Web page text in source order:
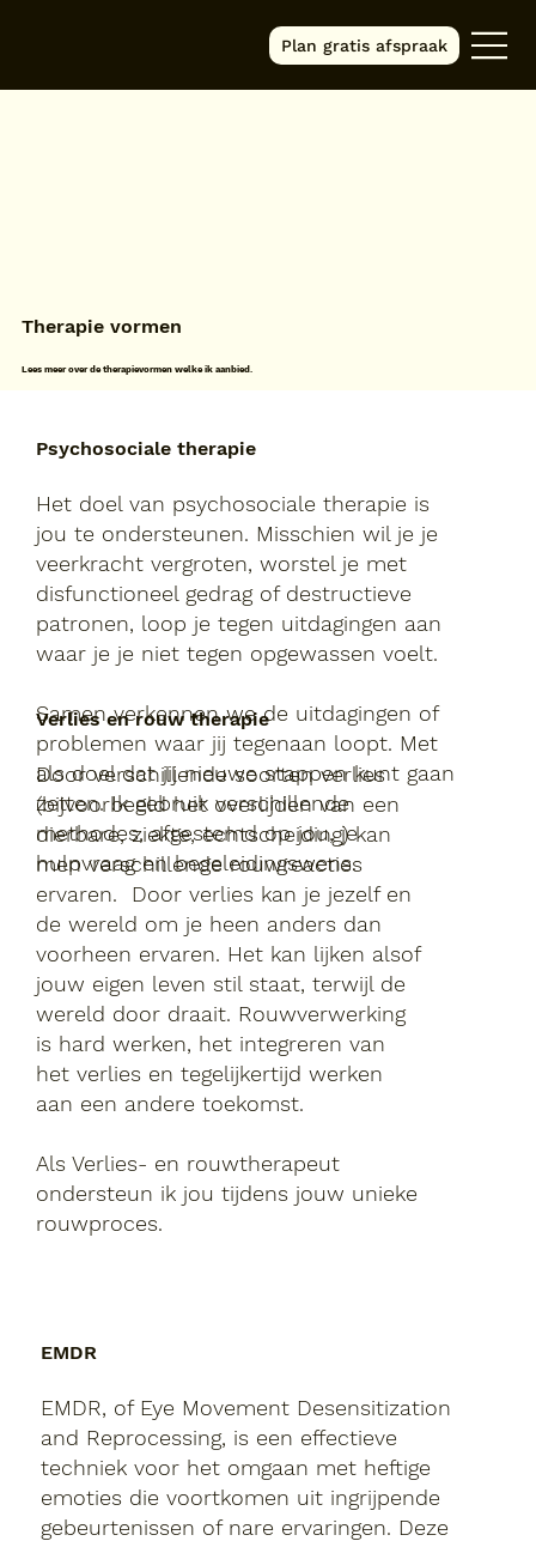
Plan gratis afspraak
Therapie vormen
Lees meer over de therapievormen welke ik aanbied.
Psychosociale therapie
Het doel van psychosociale therapie is
jou te ondersteunen. Misschien wil je je
veerkracht vergroten, worstel je met
disfunctioneel gedrag of destructieve
patronen, loop je tegen uitdagingen aan
waar je je niet tegen opgewassen voelt.
Samen verkennen we de uitdagingen of
problemen waar jij tegenaan loopt. Met
als doel dat jij nieuwe stappen kunt gaan
zetten. Ik gebruik verschillende
methodes, afgestemd op jou, je
hulpvraag en begeleidingswens.
Verlies en rouw therapie
Door verschillende soorten verlies
(bijvoorbeeld het overlijden van een
dierbare, ziekte, echtscheiding) kan
men verschillende rouwreacties
ervaren. Door verlies kan je jezelf en
de wereld om je heen anders dan
voorheen ervaren. Het kan lijken alsof
jouw eigen leven stil staat, terwijl de
wereld door draait. Rouwverwerking
is hard werken, het integreren van
het verlies en tegelijkertijd werken
aan een andere toekomst.
Als Verlies- en rouwtherapeut
ondersteun ik jou tijdens jouw unieke
rouwproces.
EMDR
EMDR, of Eye Movement Desensitization
and Reprocessing, is een effectieve
techniek voor het omgaan met heftige
emoties die voortkomen uit ingrijpende
gebeurtenissen of nare ervaringen. Deze